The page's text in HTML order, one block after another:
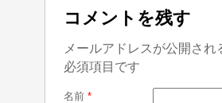
コメントを残す
メールアドレスが公開さ
必須項目です
名前 *